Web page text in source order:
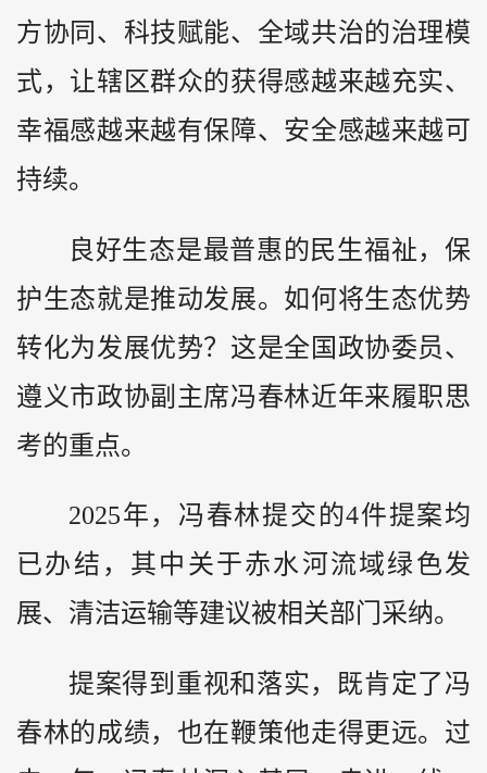
方协同、科技赋能、全域共治的治理模
式，让辖区群众的获得感越来越充实、
幸福感越来越有保障、安全感越来越可
持续。
良好生态是最普惠的民生福祉，保
护生态就是推动发展。如何将生态优势
转化为发展优势？这是全国政协委员、
遵义市政协副主席冯春林近年来履职思
考的重点。
2025年，冯春林提交的4件提案均
已办结，其中关于赤水河流域绿色发
展、清洁运输等建议被相关部门采纳。
提案得到重视和落实，既肯定了冯
春林的成绩，也在鞭策他走得更远。过